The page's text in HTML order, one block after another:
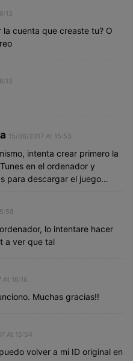
la cuenta que creaste tu? O
15/06/2017 At 15:53
intenta crear primero la
en el ordenador y
para descargar el juego…
lo intentare hacer
a ver que tal
At 16:16
Muchas gracias!!
At 15:54
volver a mi ID original en